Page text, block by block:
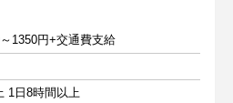
1350円+交通費支給
1日8時間以上